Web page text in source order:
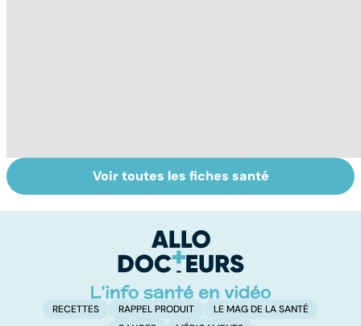
Alimentation :
bien choisir vos
Faire du sport à
domicile, c'est
Voir toutes les fiches santé
RECETTES RAPPEL PRODUIT
LE MAG DE LA SANTÉ